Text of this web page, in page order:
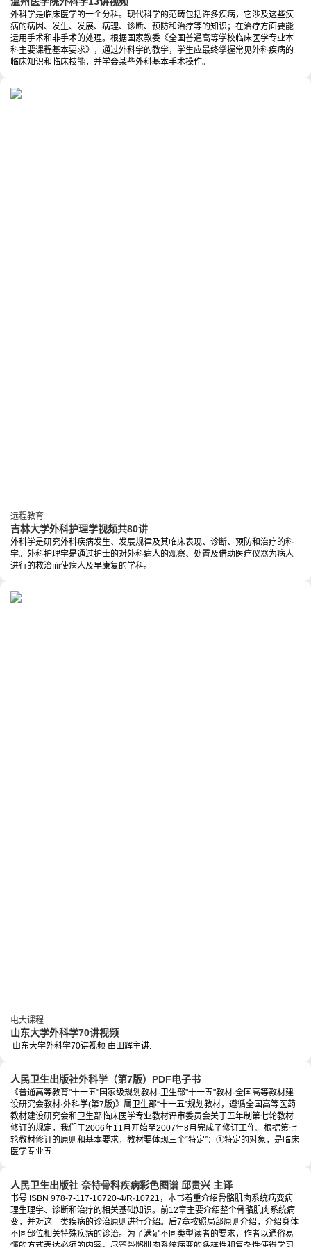
外科学是临床医学的一个分科。现代科学的范畴包括许多疾病，它涉及这些疾
病的病因、发生、发展、病理、诊断、预防和治疗等的知识；在治疗方面要能
运用手术和非手术的处理。根据国家教委《全国普通高等学校临床医学专业本
科主要课程基本要求》，通过外科学的教学，学生应最终掌握常见外科疾病的
临床知识和临床技能，并学会某些外科基本手术操作。
远程教育
吉林大学外科护理学视频共80讲
外科学是研究外科疾病发生、发展规律及其临床表现、诊断、预防和治疗的科
学。外科护理学是通过护士的对外科病人的观察、处置及借助医疗仪器为病人
进行的救治而使病人及早康复的学科。
电大课程
山东大学外科学70讲视频
山东大学外科学70讲视频 由田辉主讲.
人民卫生出版社外科学（第7版）PDF电子书
《普通高等教育"十一五"国家级规划教材·卫生部"十一五"教材·全国高等教材建
设研究会教材·外科学(第7版)》属卫生部“十一五”规划教材，遵循全国高等医药
教材建设研究会和卫生部临床医学专业教材评审委员会关于五年制第七轮教材
修订的规定，我们于2006年11月开始至2007年8月完成了修订工作。根据第七
轮教材修订的原则和基本要求，教材要体现三个“特定”：①特定的对象，是临床
医学专业五...
人民卫生出版社 奈特骨科疾病彩色图谱 邱贵兴 主译
书号 ISBN 978-7-117-10720-4/R·10721，本书着重介绍骨骼肌肉系统病变病
理生理学、诊断和治疗的相关基础知识。前12章主要介绍整个骨骼肌肉系统病
变，并对这一类疾病的诊治原则进行介绍。后7章按照局部原则介绍，介绍身体
不同部位相关特殊疾病的诊治。为了满足不同类型读者的要求，作者以通俗易